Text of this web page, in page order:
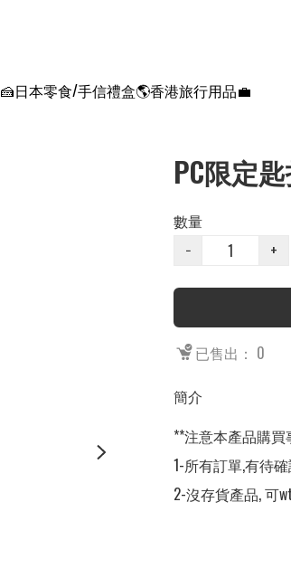
🍰日本零食/手信禮盒🌎香港旅行用品💼
PC限定
數量
−
+
已售出： 0
簡介
**注意本產品購買
1-所有訂單,有待
2-沒存貨產品, 可